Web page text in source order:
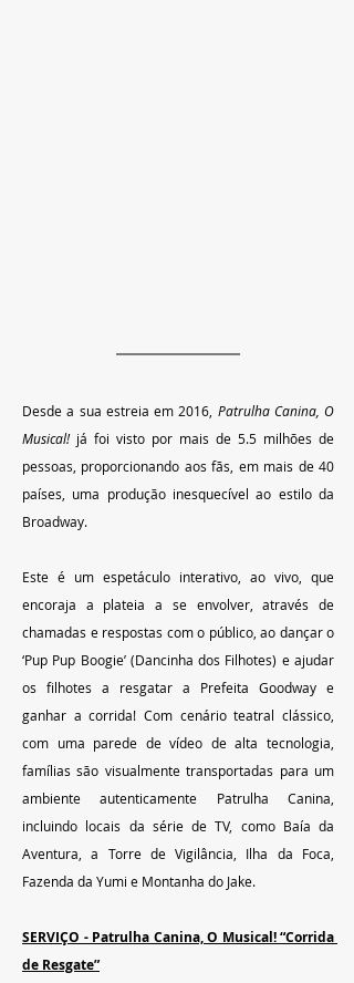
Desde a sua estreia em 2016, Patrulha Canina, O
Musical! já foi visto por mais de 5.5 milhões de
pessoas, proporcionando aos fãs, em mais de 40
países, uma produção inesquecível ao estilo da
Broadway.
Este é um espetáculo interativo, ao vivo, que
encoraja a plateia a se envolver, através de
chamadas e respostas com o público, ao dançar o
‘Pup Pup Boogie’ (Dancinha dos Filhotes) e ajudar
os filhotes a resgatar a Prefeita Goodway e
ganhar a corrida! Com cenário teatral clássico,
com uma parede de vídeo de alta tecnologia,
famílias são visualmente transportadas para um
ambiente autenticamente Patrulha Canina,
incluindo locais da série de TV, como Baía da
Aventura, a Torre de Vigilância, Ilha da Foca,
Fazenda da Yumi e Montanha do Jake.
SERVIÇO - Patrulha Canina, O Musical! “Corrida
de Resgate”